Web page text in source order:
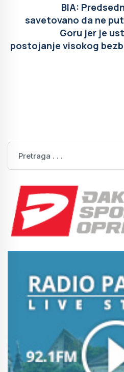
BIA:
savetovano da ne
Goru jer je
postojanje visokog